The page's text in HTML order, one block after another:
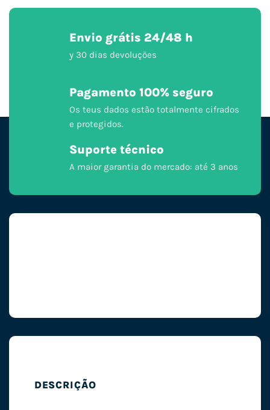
Envio grátis 24/48 h
y 30 dias devoluções
Pagamento 100% seguro
Os teus dados estão totalmente cifrados
e protegidos.
Suporte técnico
A maior garantia do mercado: até 3 anos
DESCRIÇÃO